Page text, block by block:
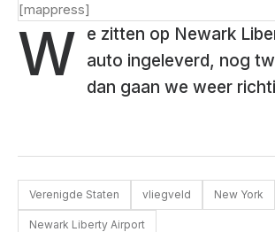
W
e zitten op Newark
auto ingeleverd, nog
dan gaan we weer
Verenigde Staten vliegveld New York
Newark Liberty Airport
[mappress]